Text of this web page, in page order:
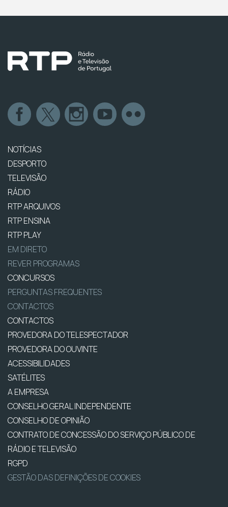
NOTÍCIAS
DESPORTO
TELEVISÃO
RÁDIO
RTP ARQUIVOS
RTP ENSINA
RTP PLAY
EM DIRETO
REVER PROGRAMAS
CONCURSOS
PERGUNTAS FREQUENTES
CONTACTOS
CONTACTOS
PROVEDORA DO TELESPECTADOR
PROVEDORA DO OUVINTE
ACESSIBILIDADES
SATÉLITES
A EMPRESA
CONSELHO GERAL INDEPENDENTE
CONSELHO DE OPINIÃO
CONTRATO DE CONCESSÃO DO SERVIÇO PÚBLICO DE
RÁDIO E TELEVISÃO
RGPD
GESTÃO DAS DEFINIÇÕES DE COOKIES